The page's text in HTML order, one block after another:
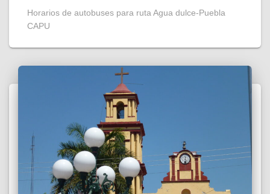
Horarios de autobuses para ruta Agua dulce-Puebla
CAPU